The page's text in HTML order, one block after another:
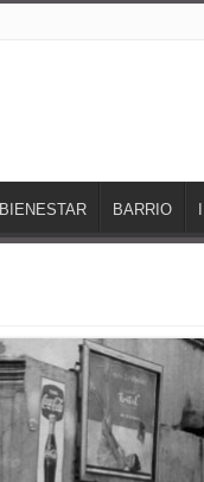
BIENESTAR BARRIO